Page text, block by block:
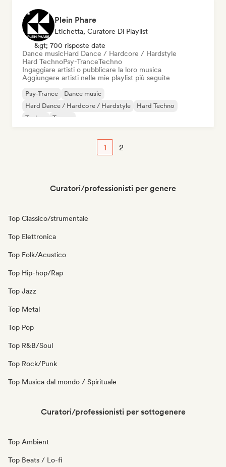
Plein Phare
Etichetta, Curatore Di Playlist
&gt; 700 risposte date
Dance musicHard Dance / Hardcore / Hardstyle
Hard TechnoPsy-TranceTechno
Ingaggiare artisti o pubblicare la loro musica
Aggiungere artisti nelle mie playlist più seguite
Psy-Trance
Dance music
Hard Dance / Hardcore / Hardstyle
Hard Techno
Techno
Trance
1 2
Curatori/professionisti per genere
Top Classico/strumentale
Top Elettronica
Top Folk/Acustico
Top Hip-hop/Rap
Top Jazz
Top Metal
Top Pop
Top R&B/Soul
Top Rock/Punk
Top Musica dal mondo / Spirituale
Curatori/professionisti per sottogenere
Top Ambient
Top Beats / Lo-fi